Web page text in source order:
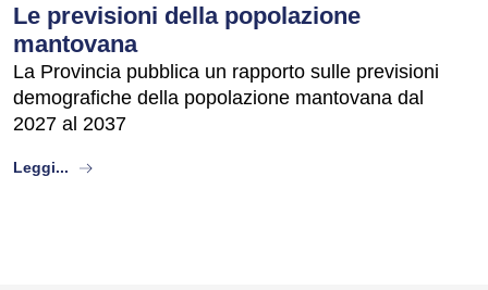
Le previsioni della popolazione
mantovana
La Provincia pubblica un rapporto sulle previsioni
demografiche della popolazione mantovana dal
2027 al 2037
Leggi... about